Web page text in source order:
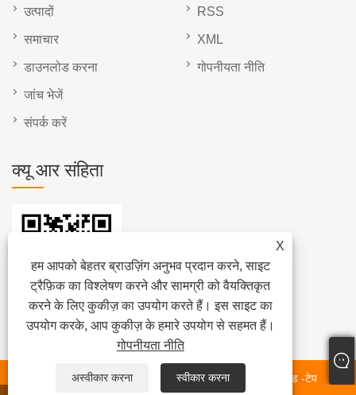
X
हम आपको बेहतर ब्राउज़िंग अनुभव प्रदान करने, साइट
ट्रैफ़िक का विश्लेषण करने और सामग्री को वैयक्तिकृत
करने के लिए कुकीज़ का उपयोग करते हैं। इस साइट का
उपयोग करके, आप कुकीज़ के हमारे उपयोग से सहमत हैं।
गोपनीयता नीति
अस्वीकार करना स्वीकार करना
उत्पादों
समाचार
डाउनलोड करना
जांच भेजें
संपर्क करें
RSS
XML
गोपनीयता नीति
क्यू आर संहिता
कॉपीराइट © 2023 Dongguan चुनली इंटेलिजेंट इक्विपमेंट कं, लिमिटेड -टेप